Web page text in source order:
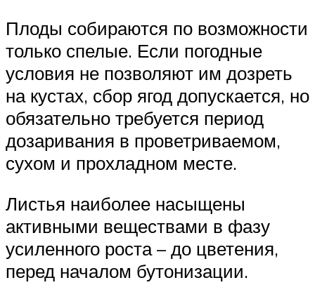
Плоды собираются по возможности
только спелые. Если погодные
условия не позволяют им дозреть
на кустах, сбор ягод допускается, но
обязательно требуется период
дозаривания в проветриваемом,
сухом и прохладном месте.
Листья наиболее насыщены
активными веществами в фазу
усиленного роста – до цветения,
перед началом бутонизации.